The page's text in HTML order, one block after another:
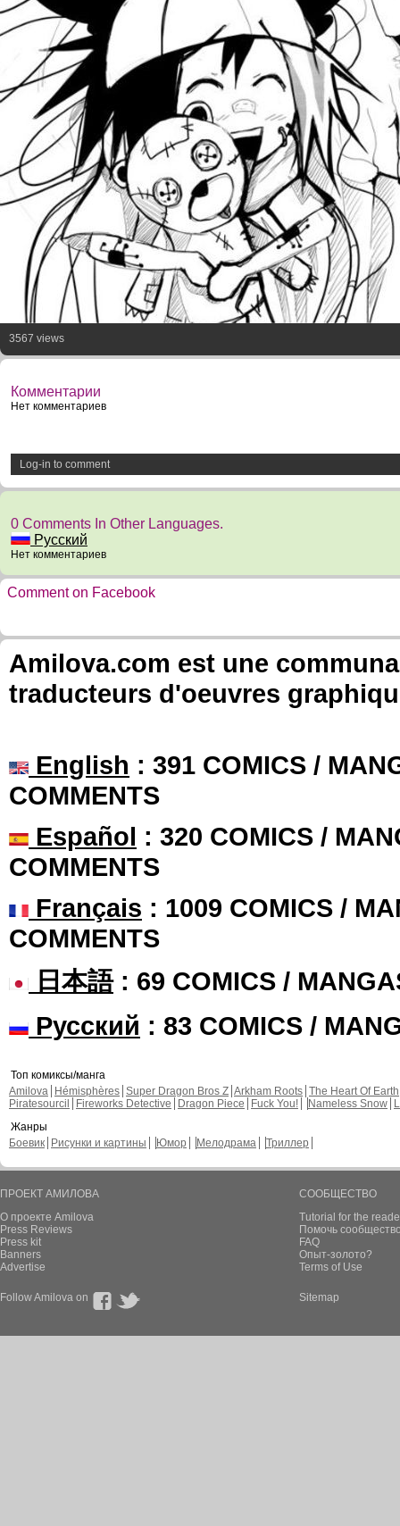
3567 views
Комментарии
Нет комментариев
Log-in to comment
0 Comments In Other Languages.
Русский
Нет комментариев
Comment on Facebook
Amilova.com est une
traducteurs d'oeuvres
English : 391 COMICS /
COMMENTS
Español : 320 COMICS /
COMMENTS
Français : 1009 COMICS /
COMMENTS
日本語: 69 COMICS /
Русский : 83 COMICS /
Топ комиксы/манга
Amilova
Hémisphères Super Dragon Bros Z Arkham Roots The Heart Of Earth
Piratesourcil
Fireworks Detective Dragon Piece Fuck You! Nameless Snow
Жанры
Боевик
Рисунки и картины Юмор Мелодрама Триллер
ПРОЕКТ АМИЛОВА
О проекте Amilova
Press Reviews
Press kit
Banners
Advertise
СООБЩЕСТВО
Tutorial for the
Помочь
FAQ
Опыт-золото?
Terms of Use
Follow Amilova on Sitemap